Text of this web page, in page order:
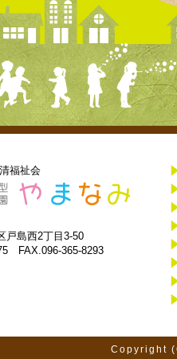
福祉会
戸島西2丁目3-50
FAX.096-365-8293
Copyright